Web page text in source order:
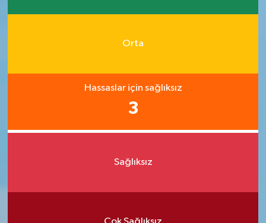
Orta
Hassaslar için sağlıksız
3
Sağlıksız